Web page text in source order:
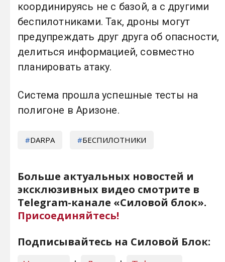
координируясь не с базой, а с другими
беспилотниками. Так, дроны могут
предупреждать друг друга об опасности,
делиться информацией, совместно
планировать атаку.
Система прошла успешные тесты на
полигоне в Аризоне.
DARPA БЕСПИЛОТНИКИ
Больше актуальных новостей и
эксклюзивных видео смотрите в
Telegram-канале «Силовой блок».
Присоединяйтесь!
Подписывайтесь на Силовой Блок: